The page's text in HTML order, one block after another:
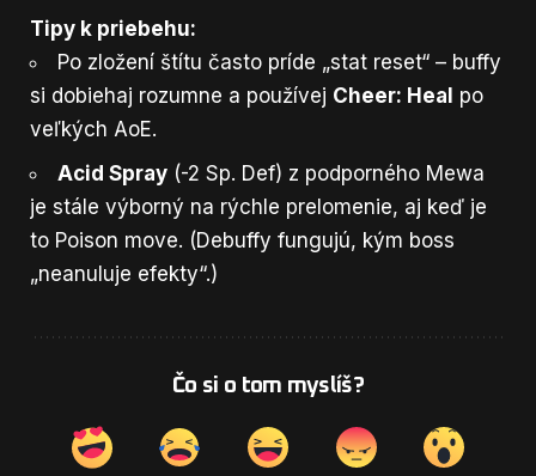
Tipy k priebehu:
Po zložení štítu často príde „stat reset“ – buffy
si dobiehaj rozumne a používej Cheer: Heal po
veľkých AoE.
Acid Spray (-2 Sp. Def) z podporného Mewa
je stále výborný na rýchle prelomenie, aj keď je
to Poison move. (Debuffy fungujú, kým boss
„neanuluje efekty“.)
Čo si o tom myslíš?